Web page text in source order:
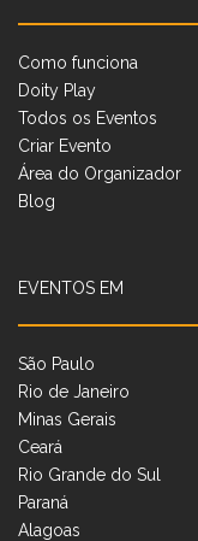
Como funciona
Doity Play
Todos os Eventos
Criar Evento
Área do Organizador
Blog
EVENTOS EM
São Paulo
Rio de Janeiro
Minas Gerais
Ceará
Rio Grande do Sul
Paraná
Alagoas